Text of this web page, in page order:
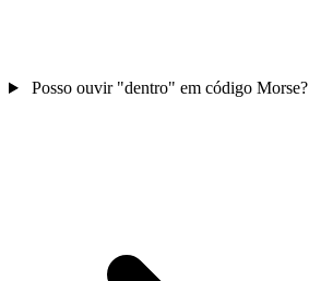
Posso ouvir "dentro" em código Morse?